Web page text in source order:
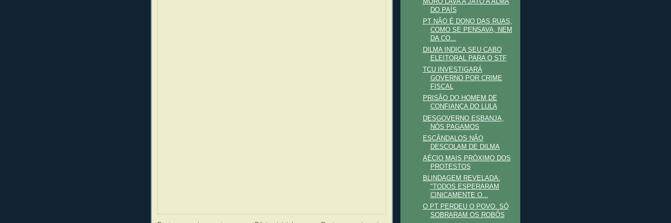
MORO LAVA A JATO A ALMA
DO PAÍS
PT NÃO É DONO DAS RUAS,
COMO SE PENSAVA, NEM
DA CO...
DILMA INDICA SEU CABO
ELEITORAL PARA O STF
TCU INVESTIGARÁ
GOVERNO POR CRIME
FISCAL
PRISÃO DO HOMEM DE
CONFIANÇA DO LULA
DESGOVERNO ESBANJA,
NÓS PAGAMOS
ESCÂNDALOS NÃO
DESCOLAM DE DILMA
AÉCIO MAIS PRÓXIMO DOS
PROTESTOS
BLINDAGEM REVELADA:
"TODOS ESPERARAM
CINICAMENTE O...
O PT PERDEU O POVO. SÓ
SOBRARAM OS ROBÔS